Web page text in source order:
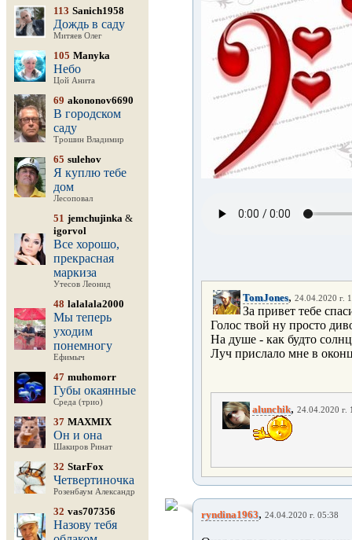
113 Sanich1958
Дождь в саду
Митяев Олег
105 Manyka
Небо
Цой Анита
69 akononov6690
В городском
саду
Трошин Владимир
65 sulehov
Я куплю тебе
дом
Лесоповал
51 jemchujinka &
igorvol
Все хорошо,
прекрасная
маркиза
Утесов Леонид
48 lalalala2000
Мы теперь
уходим
понемногу
Ефимыч
47 muhomorr
Губы окаянные
Среда (трио)
37 MAXMIX
Он и она
Шакиров Ринат
32 StarFox
Четвертиночка
Розенбаум Александр
32 vas707356
Назову тебя
TomJones, 24.04.2020 г.
За привет тебе
Голос твой ну просто
На душе - как будто
Луч прислало мне в
alunchik, 24.04.2020 г.
ryndina1963, 24.04.2020 г. 05:38